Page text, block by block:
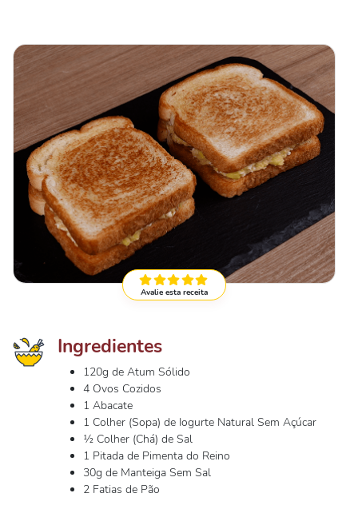
Avalie esta receita
Ingredientes
120g de Atum Sólido
4 Ovos Cozidos
1 Abacate
1 Colher (Sopa) de Iogurte Natural Sem Açúcar
½ Colher (Chá) de Sal
1 Pitada de Pimenta do Reino
30g de Manteiga Sem Sal
2 Fatias de Pão